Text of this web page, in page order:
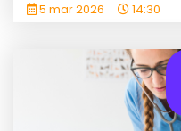
5 mar 2026 14:30